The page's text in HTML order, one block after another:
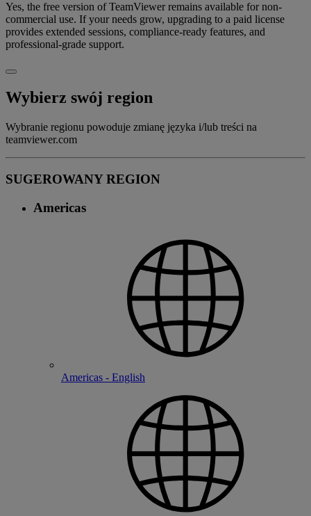
Yes, the free version of TeamViewer remains available for non-
commercial use. If your needs grow, upgrading to a paid license
provides extended sessions, compliance-ready features, and
professional-grade support.
Wybierz swój region
Wybranie regionu powoduje zmianę języka i/lub treści na
teamviewer.com
SUGEROWANY REGION
Americas
Americas - English